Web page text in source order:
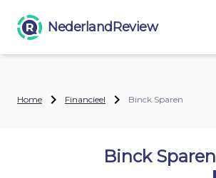
NederlandReview
Home Financieel Binck Sparen
Binck Sparen